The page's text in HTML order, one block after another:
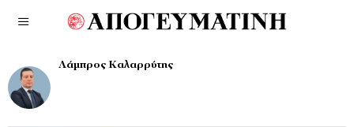
Λάμπρος Καλαρρύτης